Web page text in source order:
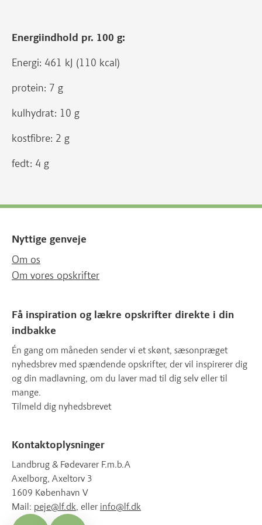
Energiindhold pr. 100 g:
Energi: 461 kJ (110 kcal)
protein: 7 g
kulhydrat: 10 g
kostfibre: 2 g
fedt: 4 g
Nyttige genveje
Om os
Om vores opskrifter
Få inspiration og lækre opskrifter direkte i din
indbakke
Én gang om måneden sender vi et skønt, sæsonpræget
nyhedsbrev med spændende opskrifter, der vil inspirerer dig
og din madlavning, om du laver mad til dig selv eller til
mange.
Tilmeld dig nyhedsbrevet
Kontaktoplysninger
Landbrug & Fødevarer F.m.b.A
Axelborg, Axeltorv 3
1609 København V
Mail: peje@lf.dk, eller info@lf.dk